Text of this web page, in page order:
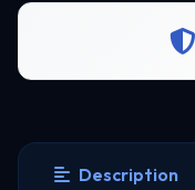
Description